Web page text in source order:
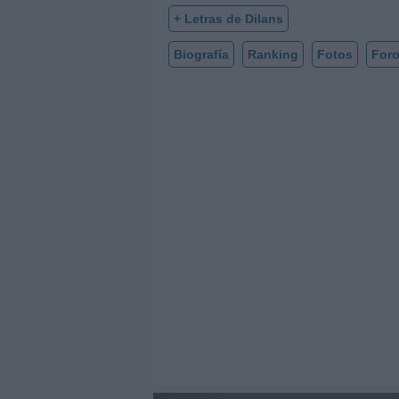
+ Letras de Dilans
Biografía Ranking Fotos Foro